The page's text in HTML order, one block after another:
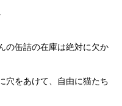
の缶詰の在庫は絶対に欠か
穴をあけて、自由に猫たち